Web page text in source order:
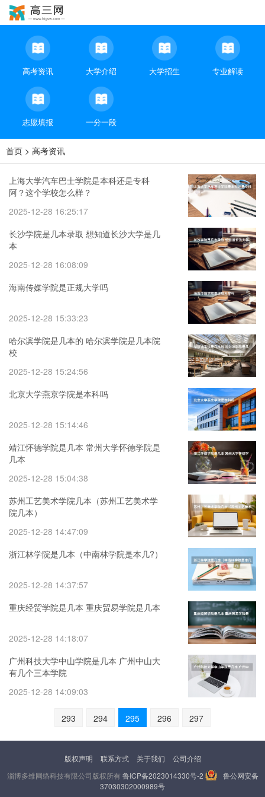
高考资讯 大学介绍 大学招生 专业解读
志愿填报 一分一段
首页 > 高考资讯
上海大学汽车巴士学院是本科还是专科
阿？这个学校怎么样？
2025-12-28 16:25:17
长沙学院是几本录取 想知道长沙大学是几
本
2025-12-28 16:08:09
海南传媒学院是正规大学吗
2025-12-28 15:33:23
哈尔滨学院是几本的 哈尔滨学院是几本院
校
2025-12-28 15:24:56
北京大学燕京学院是本科吗
2025-12-28 15:14:46
靖江怀德学院是几本 常州大学怀德学院是
几本
2025-12-28 15:04:38
苏州工艺美术学院几本（苏州工艺美术学
院几本）
2025-12-28 14:47:09
浙江林学院是几本（中南林学院是本几?）
2025-12-28 14:37:57
重庆经贸学院是几本 重庆贸易学院是几本
2025-12-28 14:18:07
广州科技大学中山学院是几本 广州中山大
有几个三本学院
2025-12-28 14:09:03
293 294 295 296 297
版权声明 联系方式 关于我们
公司介绍
淄博多维网络科技有限公司版权所有鲁ICP备2023014330号-2
鲁公网安备
37030302000989号